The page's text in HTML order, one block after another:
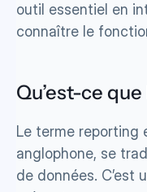
outil essentiel en
connaître le
Qu’est-ce
Le terme reporting
anglophone, se
de données. C’est